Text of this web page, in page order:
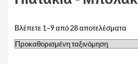
Βλέπετε 1–9 από 28 αποτελέσματα